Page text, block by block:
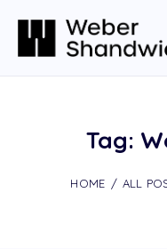
Tag:
HOME ALL